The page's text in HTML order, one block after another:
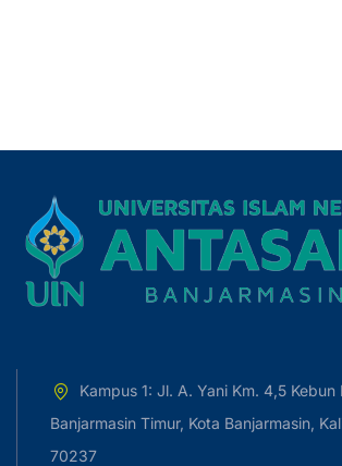
Kampus 1: Jl. A. Yani Km. 4,5 Kebun
Banjarmasin Timur, Kota Banjarmasin,
70237